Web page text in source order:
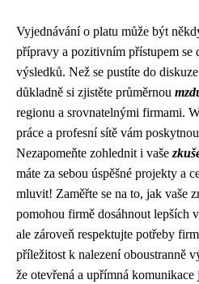
Vyjednávání o platu může být
přípravy a pozitivním přístupem se
výsledků. Než se pustíte do
důkladně si zjistěte průměrnou
regionu a srovnatelnými firmami.
práce a profesní sítě vám
Nezapomeňte zohlednit i vaše
máte za sebou úspěšné projekty a
mluvit! Zaměřte se na to, jak vaše
pomohou firmě dosáhnout lepších
ale zároveň respektujte potřeby
příležitost k nalezení oboustranně
že otevřená a upřímná